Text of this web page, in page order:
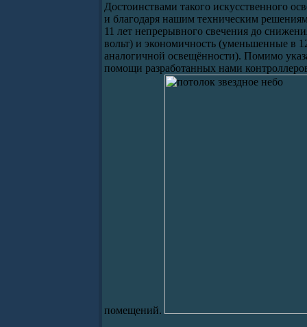
Достоинствами такого искусственного
и благодаря нашим техническим
11 лет непрерывного свечения до
вольт) и экономичность (уменьшенные в
аналогичной освещённости). Помимо
помощи разработанных нами
помещений.